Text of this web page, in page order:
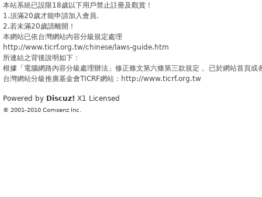
本站系統已設限18歲以下用戶禁止註冊及觀賞！
1.須滿20歲才能申請加入會員.
2.若未滿20歲請離開！
本網站已依台灣網站內容分級規定處理
http://www.ticrf.org.tw/chinese/laws-guide.htm
所連結之背後說明如下：
根據「電腦網路內容分級處理辦法」修正條文第六條第三款規定， 已於網站首頁
台灣網站分級推廣基金會TICRF網站：http://www.ticrf.org.tw
Powered by Discuz! X1 Licensed
© 2001-2010 Comsenz Inc.